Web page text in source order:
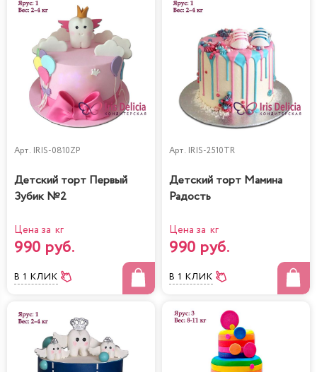
Арт. IRIS-0810ZP
Детский торт Первый
Зубик №2
Цена за кг
990 руб.
В 1 КЛИК
Арт. IRIS-2510TR
Детский торт Мамина
Радость
Цена за кг
990 руб.
В 1 КЛИК